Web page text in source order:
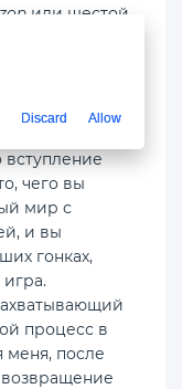
или шестой
вас
они снова
потому что
вступление
чего вы
мир с
и вы
гонках,
процесс в
меня, после
возвращение
Discard Allow